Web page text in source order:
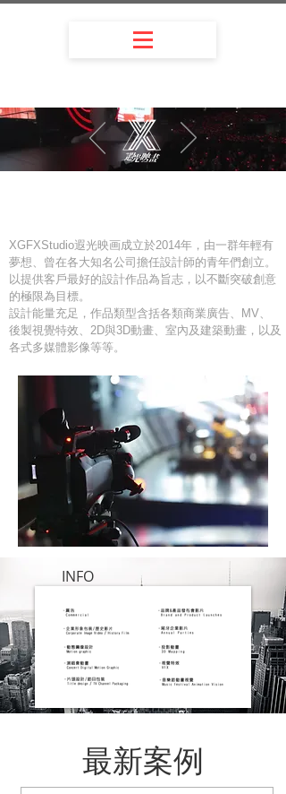
XGFXStudio遐光映画成立於2014年，由一群年輕有
夢想、曾在各大知名公司擔任設計師的青年們創立。
以提供客戶最好的設計作品為旨志，以不斷突破創意
的極限為目標。
設計能量充足，作品類型含括各類商業廣告、MV、
後製視覺特效、2D與3D動畫、室內及建築動畫，以及
各式多媒體影像等等。
INFO
​最新案例